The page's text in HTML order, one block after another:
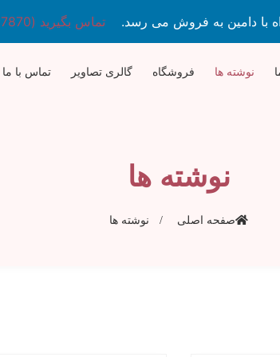
با دامین به فروش می رسد. تماس بگیرید (09370227870)
نوشته ها فروشگاه گالری تصاویر تماس با ما خانه درباره ما
نوشته ها
صفحه اصلی نوشته ها